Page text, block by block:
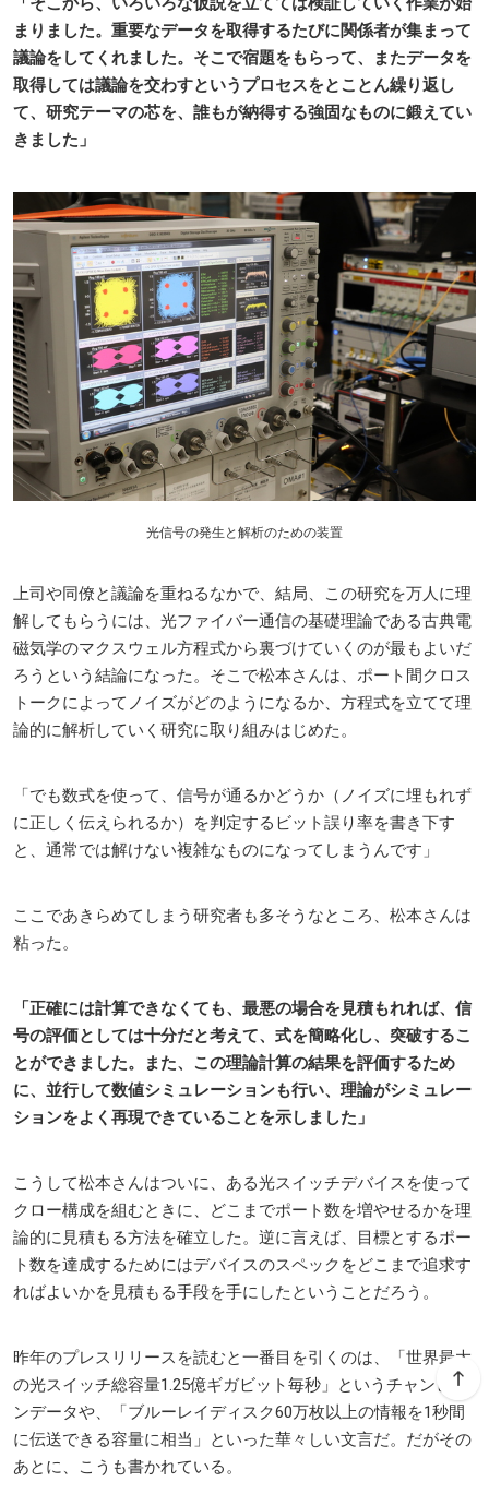
まりました。重要なデータを取得するたびに関係者が集まって
議論をしてくれました。そこで宿題をもらって、またデータを
取得しては議論を交わすというプロセスをとことん繰り返し
て、研究テーマの芯を、誰もが納得する強固なものに鍛えてい
きました」
光信号の発生と解析のための装置
上司や同僚と議論を重ねるなかで、結局、この研究を万人に理
解してもらうには、光ファイバー通信の基礎理論である古典電
磁気学のマクスウェル方程式から裏づけていくのが最もよいだ
ろうという結論になった。そこで松本さんは、ポート間クロス
トークによってノイズがどのようになるか、方程式を立てて理
論的に解析していく研究に取り組みはじめた。
「でも数式を使って、信号が通るかどうか（ノイズに埋もれず
に正しく伝えられるか）を判定するビット誤り率を書き下す
と、通常では解けない複雑なものになってしまうんです」
ここであきらめてしまう研究者も多そうなところ、松本さんは
粘った。
「正確には計算できなくても、最悪の場合を見積もれれば、信
号の評価としては十分だと考えて、式を簡略化し、突破するこ
とができました。また、この理論計算の結果を評価するため
に、並行して数値シミュレーションも行い、理論がシミュレー
ションをよく再現できていることを示しました」
こうして松本さんはついに、ある光スイッチデバイスを使って
クロー構成を組むときに、どこまでポート数を増やせるかを理
論的に見積もる方法を確立した。逆に言えば、目標とするポー
ト数を達成するためにはデバイスのスペックをどこまで追求す
ればよいかを見積もる手段を手にしたということだろう。
昨年のプレスリリースを読むと一番目を引くのは、「世界最大
の光スイッチ総容量1.25億ギガビット毎秒」というチャンピオ
ンデータや、「ブルーレイディスク60万枚以上の情報を1秒間
に伝送できる容量に相当」といった華々しい文言だ。だがその
あとに、こうも書かれている。